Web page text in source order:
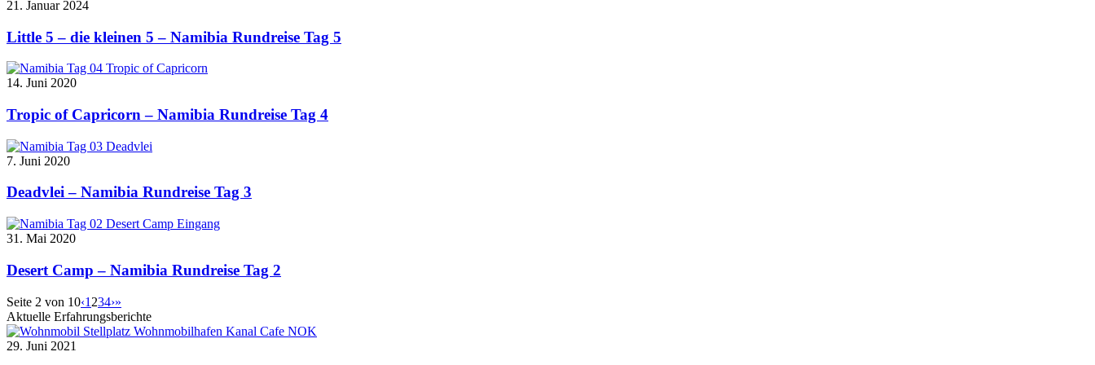
21. Januar 2024
Little 5 – die kleinen 5 – Namibia Rundreise Tag 5
14. Juni 2020
Tropic of Capricorn – Namibia Rundreise Tag 4
7. Juni 2020
Deadvlei – Namibia Rundreise Tag 3
31. Mai 2020
Desert Camp – Namibia Rundreise Tag 2
Seite 2 von 10‹1 234›»
Aktuelle Erfahrungsberichte
29. Juni 2021